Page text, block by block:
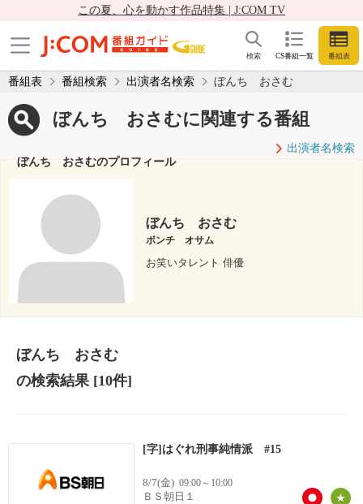
この夏、心を動かす作品特集 | J:COM TV
CS番組一覧 番組表
検索
番組表 番組検索 出演者名検索 ぼんち おさむ
ぼんち おさむに関連する番組
出演者名検索
ぼんち おさむのプロフィール
ぼんち おさむ
ボンチ オサム
お笑いタレント 俳優
ぼんち おさむ
の検索結果[10件]
[字]はぐれ刑事純情派 #15
8/7(金) 09:00～10:00
ＢＳ朝日１